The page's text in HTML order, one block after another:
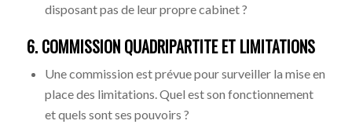
disposant pas de leur propre cabinet ?
6. COMMISSION QUADRIPARTITE ET LIMITATIONS
Une commission est prévue pour surveiller la mise en
place des limitations. Quel est son fonctionnement
et quels sont ses pouvoirs ?